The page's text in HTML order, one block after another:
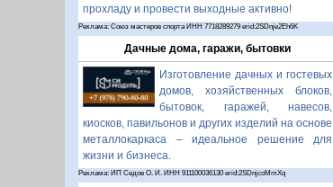
прохладу и провести выходные активно!
Реклама: Союз мастеров спорта ИНН 7718289279 erid:2SDnje2Eh6K
Дачные дома, гаражи, бытовки
Изготовление дачных и гостевых
домов, хозяйственных блоков,
бытовок, гаражей, навесов,
киосков, павильонов и других изделий на основе
металлокаркаса – идеальное решение для
жизни и бизнеса.
Реклама: ИП Седов О. И. ИНН 911100036130 erid:2SDnjcoMmXq